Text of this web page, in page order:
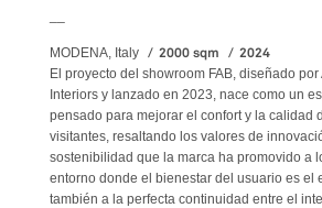
MODENA, Italy 2000 sqm 2024
El proyecto del showroom FAB, diseñado
Interiors y lanzado en 2023, nace como un
pensado para mejorar el confort y la calidad
visitantes, resaltando los valores de
sostenibilidad que la marca ha promovido a
entorno donde el bienestar del usuario es el
también a la perfecta continuidad entre el